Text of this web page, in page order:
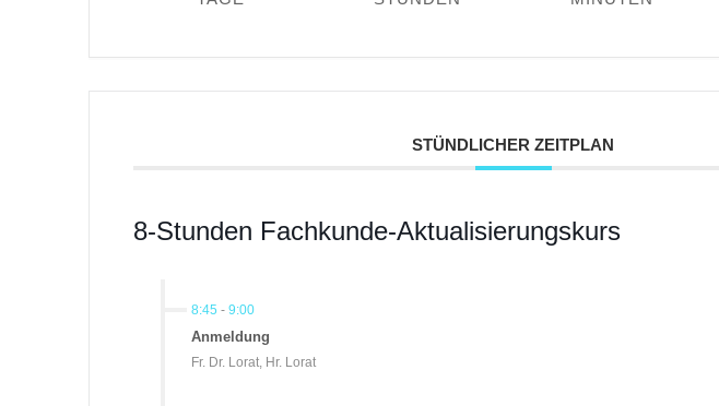
STÜNDLICHER ZEITPLAN
8-Stunden Fachkunde-Aktualisierungskurs
8:45 - 9:00
Anmeldung
Fr. Dr. Lorat, Hr. Lorat